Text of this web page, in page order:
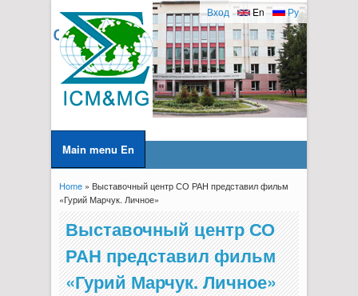
Ру
En
Вход
Main menu En
You are here
Home» Выставочный центр СО РАН представил фильм
«Гурий Марчук. Личное»
Выставочный центр СО
РАН представил фильм
«Гурий Марчук. Личное»